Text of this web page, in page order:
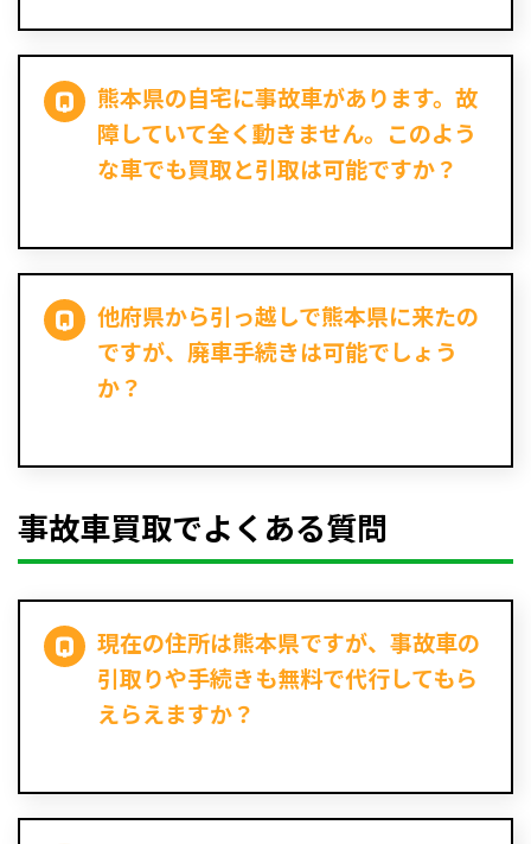
熊本県の自宅に事故車があります。故
障していて全く動きません。このよう
な車でも買取と引取は可能ですか？
他府県から引っ越しで熊本県に来たの
ですが、廃車手続きは可能でしょう
か？
事故車買取でよくある質問
現在の住所は熊本県ですが、事故車の
引取りや手続きも無料で代行してもら
えらえますか？